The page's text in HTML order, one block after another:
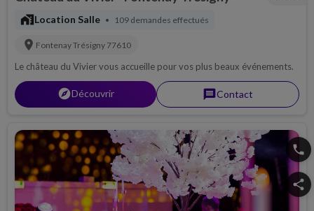
maps_home_work Location Salle • 109 demandes effectués
location_on Fontenay Trésigny 77610
Le château du Vivier vous accueille pour vos plus beaux événements.
explorerDécouvrir messageContact
phone
share